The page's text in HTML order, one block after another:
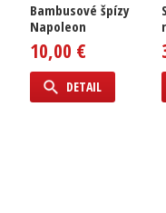
Bambusové špízy
Napoleon
10,00 €
DETAIL